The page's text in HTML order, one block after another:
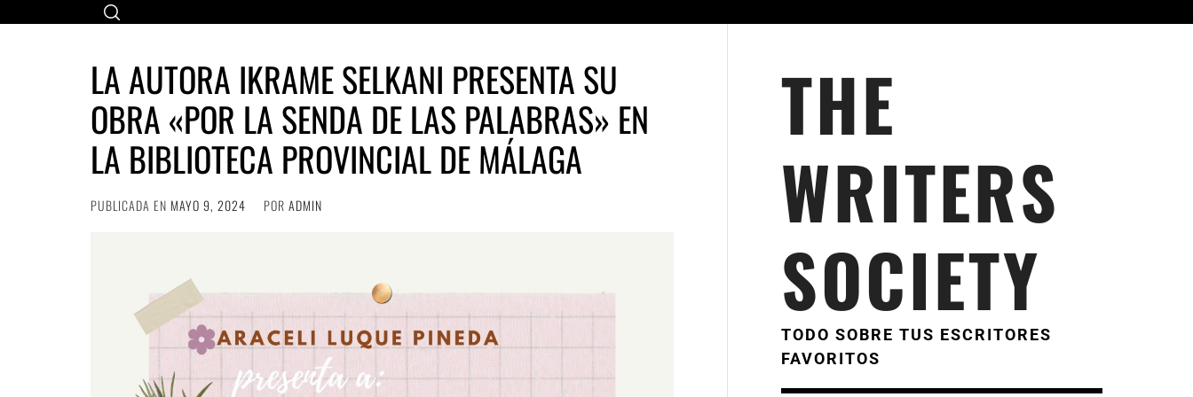
LA AUTORA IKRAME SELKANI PRESENTA SU
OBRA «POR LA SENDA DE LAS PALABRAS» EN
LA BIBLIOTECA PROVINCIAL DE MÁLAGA
PUBLICADA EN MAYO 9, 2024 POR ADMIN
THE
WRITERS
SOCIETY
TODO SOBRE TUS ESCRITORES
FAVORITOS